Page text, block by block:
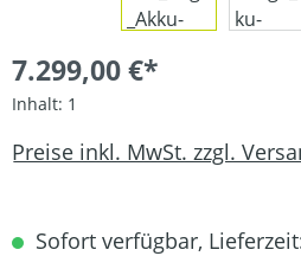
7.299,00 €*
Inhalt: 1
Preise inkl. MwSt. zzgl.
Sofort verfügbar,